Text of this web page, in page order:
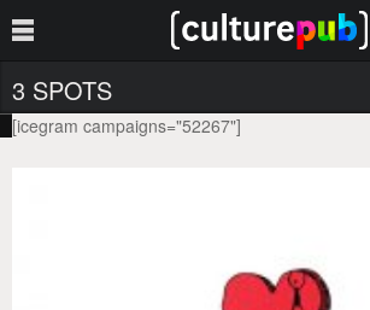
3 SPOTS
[icegram campaigns="52267"]